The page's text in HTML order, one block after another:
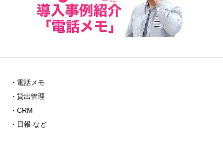
・電話メモ
・貸出管理
・CRM
・日報 など